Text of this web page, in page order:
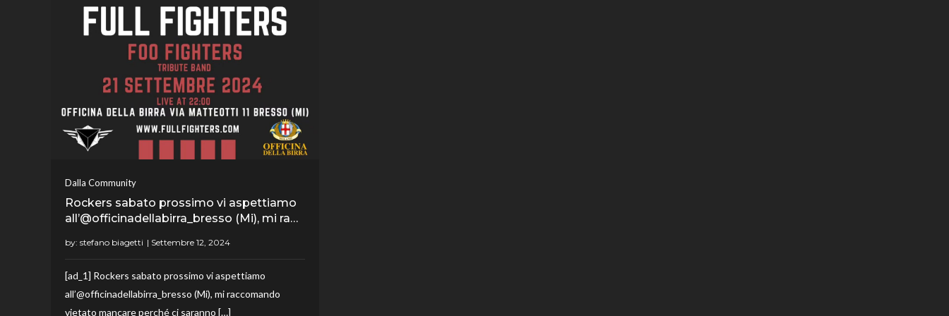
Dalla Community
Rockers sabato prossimo vi aspettiamo
all’@officinadellabirra_bresso (Mi), mi ra…
by: stefano biagetti
[ad_1] Rockers sabato prossimo vi aspettiamo
all’@officinadellabirra_bresso (Mi), mi raccomando
vietato mancare perché ci saranno […]